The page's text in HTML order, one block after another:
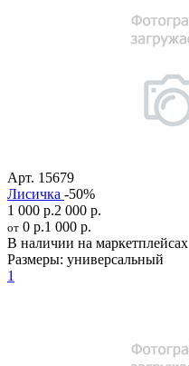
Арт. 15679
Лисичка -50%
1 000 р.2 000 р.
от 0 р.1 000 р.
В наличии на маркетплейсах
Размеры: универсальный
1